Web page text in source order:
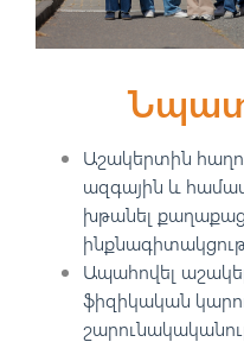
Աշակերտին
ազգային և
խթանել
Ապահովել
ֆիզիկական